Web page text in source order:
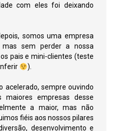
com eles foi deixando
somos uma empresa
sem perder a nossa
pais e mini-clientes (teste
).
acelerado, sempre ouvindo
empresas desse
a maior, mas não
fiéis aos nossos pilares
desenvolvimento e